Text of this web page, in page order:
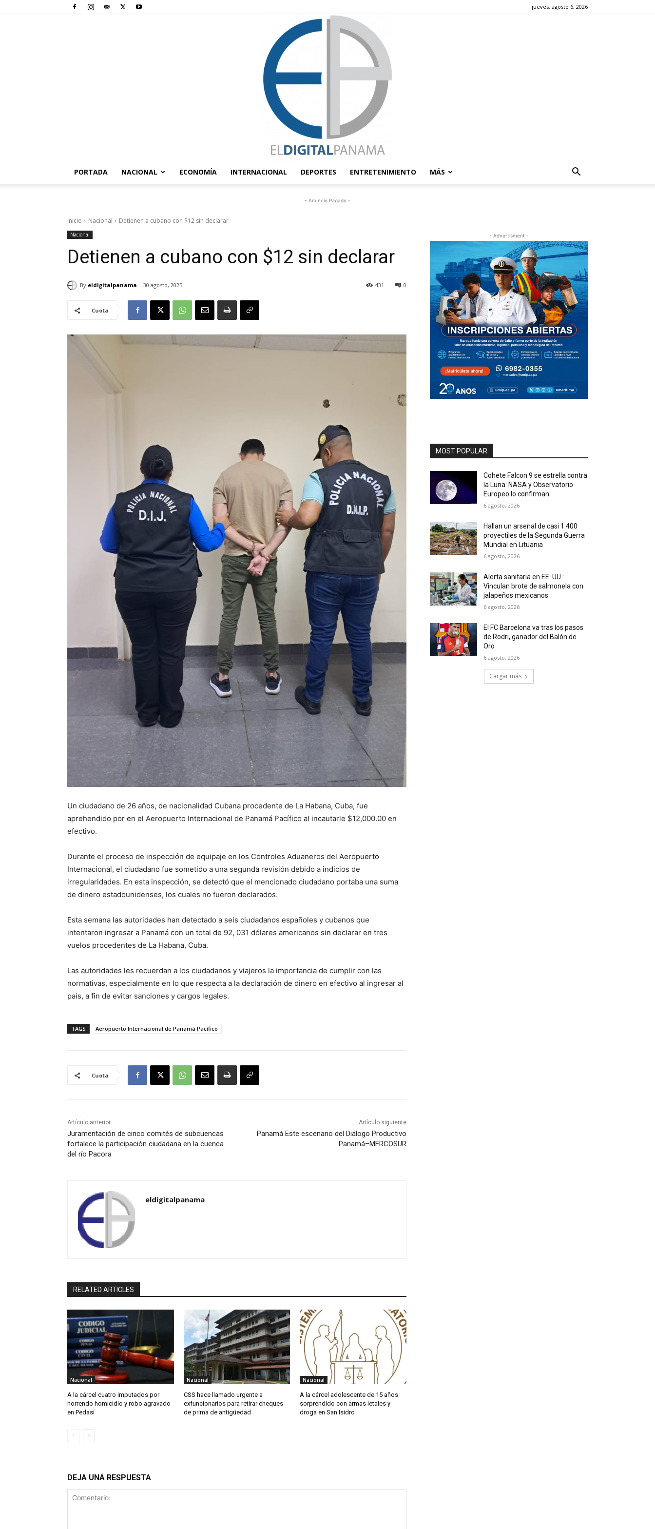
jueves, agosto 6, 2026
Digital
PORTADA NACIONAL ECONOMÍA INTERNACIONAL DEPORTES ENTRETENIMIENTO MÁS
- Anuncio Pagado -
Inicio Nacional Detienen a cubano con $12 sin declarar
Nacional
Detienen a cubano con $12 sin declarar
By eldigitalpanama 30 agosto, 2025 0
431
Cuota
Un ciudadano de 26 años, de nacionalidad Cubana procedente de La Habana, Cuba, fue
aprehendido por en el Aeropuerto Internacional de Panamá Pacífico al incautarle $12,000.00 en
efectivo.
Durante el proceso de inspección de equipaje en los Controles Aduaneros del Aeropuerto
Internacional, el ciudadano fue sometido a una segunda revisión debido a indicios de
irregularidades. En esta inspección, se detectó que el mencionado ciudadano portaba una suma
de dinero estadounidenses, los cuales no fueron declarados.
Esta semana las autoridades han detectado a seis ciudadanos españoles y cubanos que
intentaron ingresar a Panamá con un total de 92, 031 dólares americanos sin declarar en tres
vuelos procedentes de La Habana, Cuba.
Las autoridades les recuerdan a los ciudadanos y viajeros la importancia de cumplir con las
normativas, especialmente en lo que respecta a la declaración de dinero en efectivo al ingresar al
país, a fin de evitar sanciones y cargos legales.
TAGS Aeropuerto Internacional de Panamá Pacífico
Cuota
Artículo anterior
Juramentación de cinco comités de subcuencas
fortalece la participación ciudadana en la cuenca
del río Pacora
Artículo siguiente
Panamá Este escenario del Diálogo Productivo
Panamá–MERCOSUR
eldigitalpanama
RELATED ARTICLES
Nacional
A la cárcel cuatro imputados por
horrendo homicidio y robo agravado
en Pedasí
Nacional
CSS hace llamado urgente a
exfuncionarios para retirar cheques
de prima de antigüedad
Nacional
A la cárcel adolescente de 15 años
sorprendido con armas letales y
droga en San Isidro
DEJA UNA RESPUESTA
- Advertisment -
MOST POPULAR
Cohete Falcon 9 se estrella contra
la Luna: NASA y Observatorio
Europeo lo confirman
6 agosto, 2026
Hallan un arsenal de casi 1.400
proyectiles de la Segunda Guerra
Mundial en Lituania
6 agosto, 2026
Alerta sanitaria en EE. UU.:
Vinculan brote de salmonela con
jalapeños mexicanos
6 agosto, 2026
El FC Barcelona va tras los pasos
de Rodri, ganador del Balón de
Oro
6 agosto, 2026
Cargar más